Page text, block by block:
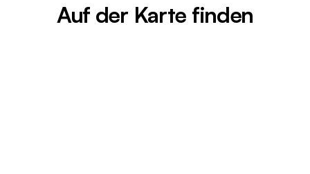
Auf der Karte finden